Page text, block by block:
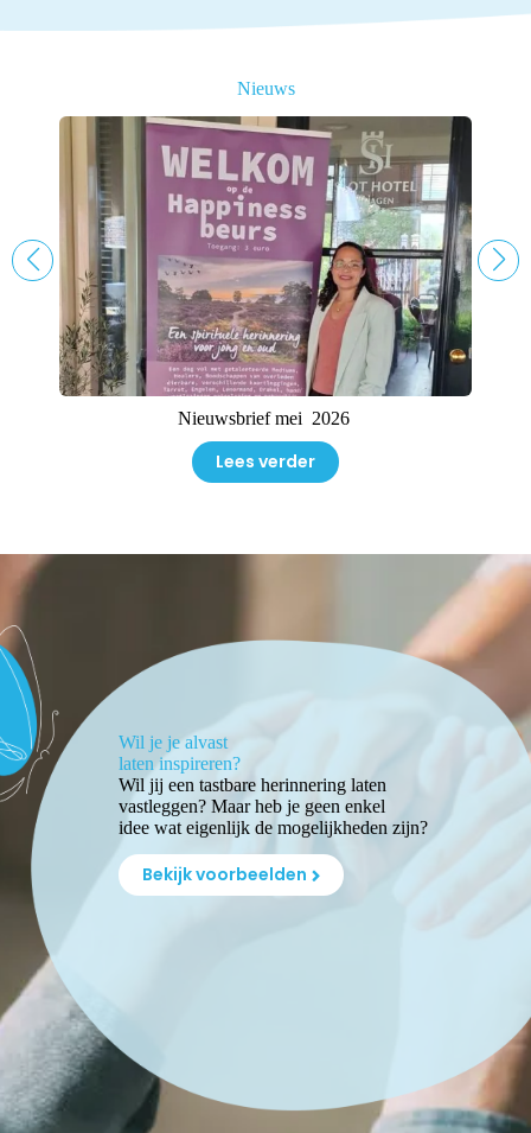
Nieuws
Nieuwsbrief mei 2026
Lees verder
Wil je je alvast
laten inspireren?
Wil jij een tastbare herinnering laten
vastleggen? Maar heb je geen enkel
idee wat eigenlijk de mogelijkheden zijn?
Bekijk voorbeelden